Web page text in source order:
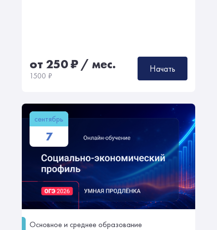
от 250₽/ мес.
1500 ₽
Начать
сентябрь
7
Основное и среднее образование